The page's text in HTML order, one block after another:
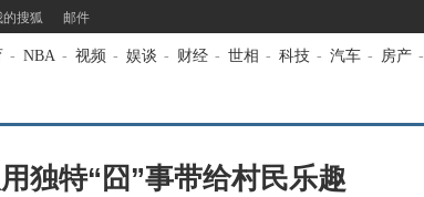
的搜狐 邮件
- NBA - 视频 - 娱谈 - 财经 - 世相 - 科技 - 汽车 - 房产 -
独特“囧”事带给村民乐趣